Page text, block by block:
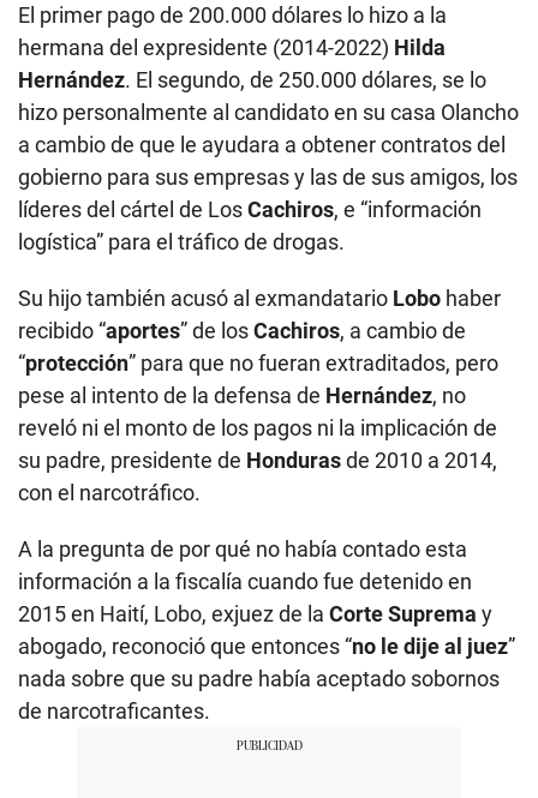
El primer pago de 200.000 dólares lo hizo a la
hermana del expresidente (2014-2022) Hilda
Hernández. El segundo, de 250.000 dólares, se lo
hizo personalmente al candidato en su casa Olancho
a cambio de que le ayudara a obtener contratos del
gobierno para sus empresas y las de sus amigos, los
líderes del cártel de LosCachiros, e “información
logística” para el tráfico de drogas.
Su hijo también acusó al exmandatario Lobo haber
recibido “aportes” de losCachiros, a cambio de
“protección” para que no fueran extraditados, pero
pese al intento de la defensa de Hernández, no
reveló ni el monto de los pagos ni la implicación de
su padre, presidente de Hondurasde 2010 a 2014,
con el narcotráfico.
A la pregunta de por qué no había contado esta
información a la fiscalía cuando fue detenido en
2015 en Haití, Lobo, exjuez de la Corte Suprema y
abogado, reconoció que entonces “no le dije al juez”
nada sobre que su padre había aceptado sobornos
de narcotraficantes.